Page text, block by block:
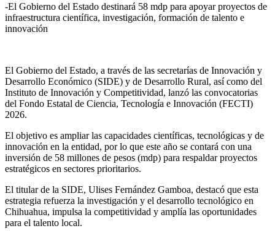
-El Gobierno del Estado destinará 58 mdp para apoyar proyectos de
infraestructura científica, investigación, formación de talento e
innovación
El Gobierno del Estado, a través de las secretarías de Innovación y
Desarrollo Económico (SIDE) y de Desarrollo Rural, así como del
Instituto de Innovación y Competitividad, lanzó las convocatorias
del Fondo Estatal de Ciencia, Tecnología e Innovación (FECTI)
2026.
El objetivo es ampliar las capacidades científicas, tecnológicas y de
innovación en la entidad, por lo que este año se contará con una
inversión de 58 millones de pesos (mdp) para respaldar proyectos
estratégicos en sectores prioritarios.
El titular de la SIDE, Ulises Fernández Gamboa, destacó que esta
estrategia refuerza la investigación y el desarrollo tecnológico en
Chihuahua, impulsa la competitividad y amplía las oportunidades
para el talento local.